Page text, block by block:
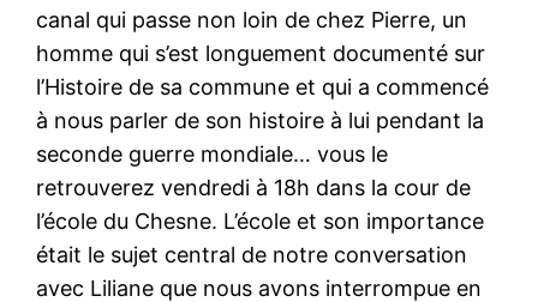
canal qui passe non loin de chez Pierre, un
homme qui s’est longuement documenté sur
l’Histoire de sa commune et qui a commencé
à nous parler de son histoire à lui pendant la
seconde guerre mondiale… vous le
retrouverez vendredi à 18h dans la cour de
l’école du Chesne. L’école et son importance
était le sujet central de notre conversation
avec Liliane que nous avons interrompue en